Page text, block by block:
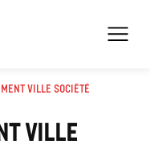
Ville Société
VILLE